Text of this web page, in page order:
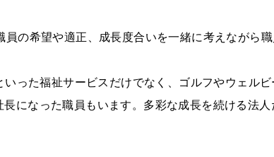
員の希望や適正、成長度合いを一緒に考えながら
いった福祉サービスだけでなく、ゴルフやウェル
長になった職員もいます。多彩な成長を続ける法